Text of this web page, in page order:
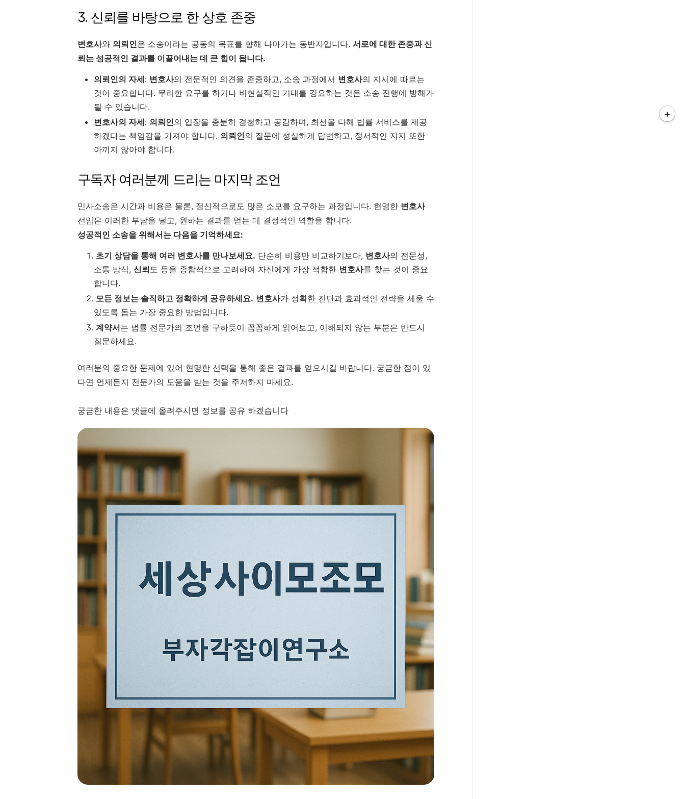
3. 신뢰를 바탕으로 한 상호 존중
변호사와 의뢰인은 소송이라는 공동의 목표를 향해 나아가는 동반자입니다. 서로에 대한 존중과 신
뢰는 성공적인 결과를 이끌어내는 데 큰 힘이 됩니다.
의뢰인의 자세: 변호사의 전문적인 의견을 존중하고, 소송 과정에서 변호사의 지시에 따르는
것이 중요합니다. 무리한 요구를 하거나 비현실적인 기대를 강요하는 것은 소송 진행에 방해가
될 수 있습니다.
변호사의 자세: 의뢰인의 입장을 충분히 경청하고 공감하며, 최선을 다해 법률 서비스를 제공
하겠다는 책임감을 가져야 합니다. 의뢰인의 질문에 성실하게 답변하고, 정서적인 지지 또한
아끼지 않아야 합니다.
구독자 여러분께 드리는 마지막 조언
민사소송은 시간과 비용은 물론, 정신적으로도 많은 소모를 요구하는 과정입니다. 현명한 변호사
선임은 이러한 부담을 덜고, 원하는 결과를 얻는 데 결정적인 역할을 합니다.
성공적인 소송을 위해서는 다음을 기억하세요:
초기 상담을 통해 여러 변호사를 만나보세요. 단순히 비용만 비교하기보다, 변호사의 전문성,
소통 방식, 신뢰 도 등을 종합적으로 고려하여 자신에게 가장 적합한 변호사를 찾는 것이 중요
합니다.
모든 정보는 솔직하고 정확하게 공유하세요. 변호사가 정확한 진단과 효과적인 전략을 세울 수
있도록 돕는 가장 중요한 방법입니다.
계약서는 법률 전문가의 조언을 구하듯이 꼼꼼하게 읽어보고, 이해되지 않는 부분은 반드시
질문하세요.
여러분의 중요한 문제에 있어 현명한 선택을 통해 좋은 결과를 얻으시길 바랍니다. 궁금한 점이 있
다면 언제든지 전문가의 도움을 받는 것을 주저하지 마세요.
궁금한 내용은 댓글에 올려주시면 정보를 공유 하겠습니다